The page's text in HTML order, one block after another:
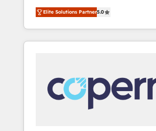
management, systems integration,
solutions that deliver measurable
transform brand experiences As one of the few full-
service creative agencies in the
regionalized HubSpot websites,
marketing campaigns, & RevOps
fuel long-term success We connect the entire
customer lifecycle through seamless
Elite Solutions Partner5.0